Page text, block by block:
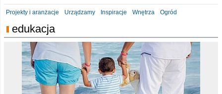
Projekty i aranżacje Urządzamy Inspiracje Wnętrza Ogród
edukacja